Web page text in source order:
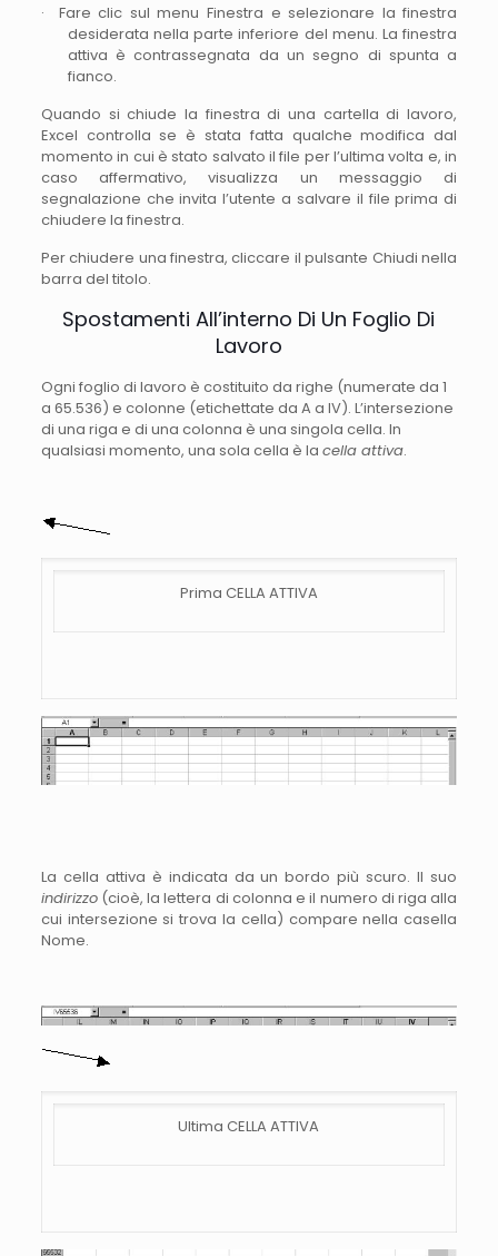
· Fare clic sul menu Finestra e selezionare la finestra
desiderata nella parte inferiore del menu. La finestra
attiva è contrassegnata da un segno di spunta a
fianco.
Quando si chiude la finestra di una cartella di lavoro,
Excel controlla se è stata fatta qualche modifica dal
momento in cui è stato salvato il file per l’ultima volta e, in
caso affermativo, visualizza un messaggio di
segnalazione che invita l’utente a salvare il file prima di
chiudere la finestra.
Per chiudere una finestra, cliccare il pulsante Chiudi nella
barra del titolo.
Spostamenti All’interno Di Un Foglio Di
Lavoro
Ogni foglio di lavoro è costituito da righe (numerate da 1
a 65.536) e colonne (etichettate da A a IV). L’intersezione
di una riga e di una colonna è una singola cella. In
qualsiasi momento, una sola cella è la cella attiva.
Prima CELLA ATTIVA
La cella attiva è indicata da un bordo più scuro. Il suo
indirizzo(cioè, la lettera di colonna e il numero di riga alla
cui intersezione si trova la cella) compare nella casella
Nome.
Ultima CELLA ATTIVA